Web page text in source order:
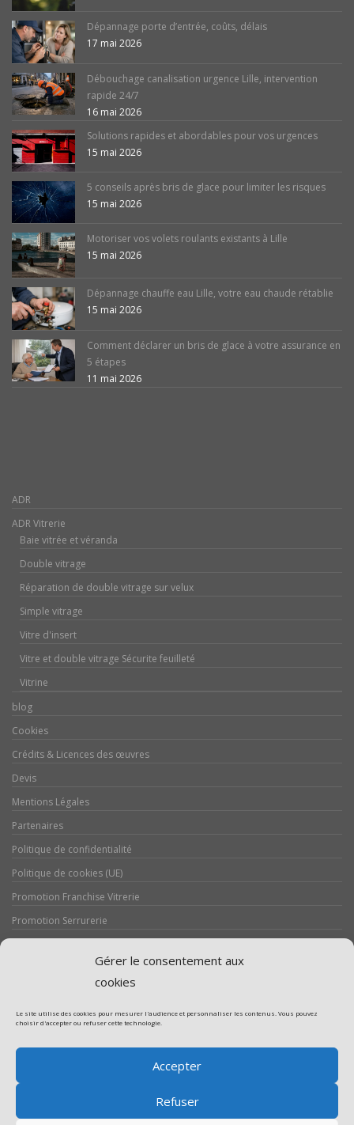
Gérer le consentement aux
cookies
Le site utilise des cookies pour mesurer l'audience et personnaliser les contenus. Vous pouvez
choisir d'accepter ou refuser cette technologie.
Accepter
Refuser
Dépannage porte d’entrée, coûts, délais
17 mai 2026
Débouchage canalisation urgence Lille, intervention
rapide 24/7
16 mai 2026
Solutions rapides et abordables pour vos urgences
15 mai 2026
5 conseils après bris de glace pour limiter les risques
15 mai 2026
Motoriser vos volets roulants existants à Lille
15 mai 2026
Dépannage chauffe eau Lille, votre eau chaude rétablie
15 mai 2026
Comment déclarer un bris de glace à votre assurance en
5 étapes
11 mai 2026
ADR
ADR Vitrerie
Baie vitrée et véranda
Double vitrage
Réparation de double vitrage sur velux
Simple vitrage
Vitre d'insert
Vitre et double vitrage Sécurite feuilleté
Vitrine
blog
Cookies
Crédits & Licences des œuvres
Devis
Mentions Légales
Partenaires
Politique de confidentialité
Politique de cookies (UE)
Promotion Franchise Vitrerie
Promotion Serrurerie